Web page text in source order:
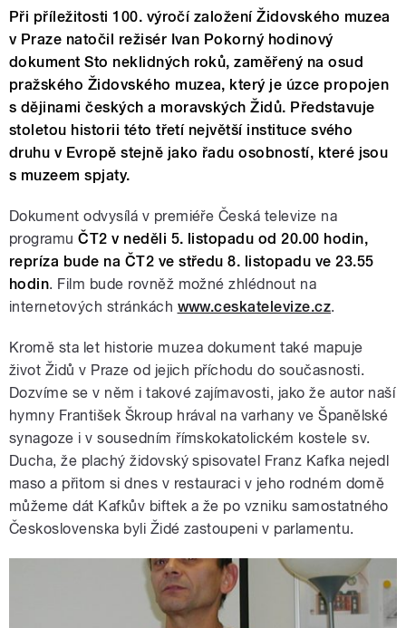
Při příležitosti 100. výročí založení Židovského muzea
v Praze natočil režisér Ivan Pokorný hodinový
dokument Sto neklidných roků, zaměřený na osud
pražského Židovského muzea, který je úzce propojen
s dějinami českých a moravských Židů. Představuje
stoletou historii této třetí největší instituce svého
druhu v Evropě stejně jako řadu osobností, které jsou
s muzeem spjaty.
Dokument odvysílá v premiéře Česká televize na
programuČT2 v neděli 5. listopadu od 20.00 hodin,
repríza bude na ČT2 ve středu 8. listopadu ve 23.55
hodin. Film bude rovněž možné zhlédnout na
internetových stránkách www.ceskatelevize.cz.
Kromě sta let historie muzea dokument také mapuje
život Židů v Praze od jejich příchodu do současnosti.
Dozvíme se v něm i takové zajímavosti, jako že autor naší
hymny František Škroup hrával na varhany ve Španělské
synagoze i v sousedním římskokatolickém kostele sv.
Ducha, že plachý židovský spisovatel Franz Kafka nejedl
maso a přitom si dnes v restauraci v jeho rodném domě
můžeme dát Kafkův biftek a že po vzniku samostatného
Československa byli Židé zastoupeni v parlamentu.